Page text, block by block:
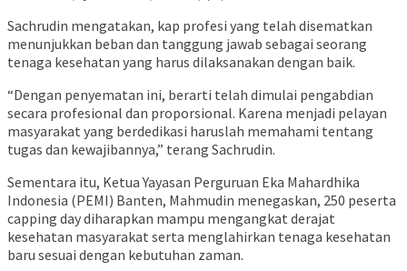
Sachrudin mengatakan, kap profesi yang telah disematkan
menunjukkan beban dan tanggung jawab sebagai seorang
tenaga kesehatan yang harus dilaksanakan dengan baik.
“Dengan penyematan ini, berarti telah dimulai pengabdian
secara profesional dan proporsional. Karena menjadi pelayan
masyarakat yang berdedikasi haruslah memahami tentang
tugas dan kewajibannya,” terang Sachrudin.
Sementara itu, Ketua Yayasan Perguruan Eka Mahardhika
Indonesia (PEMI) Banten, Mahmudin menegaskan, 250 peserta
capping day diharapkan mampu mengangkat derajat
kesehatan masyarakat serta menglahirkan tenaga kesehatan
baru sesuai dengan kebutuhan zaman.